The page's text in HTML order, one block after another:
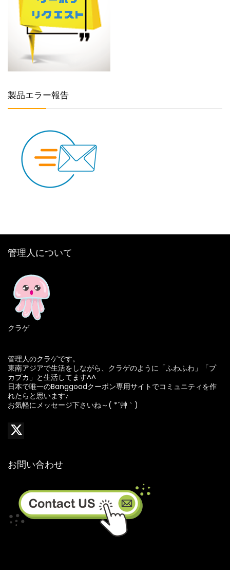
製品エラー報告
管理人について
クラゲ
管理人のクラゲです。
東南アジアで生活をしながら、クラゲのように「ふわふわ」「プ
カプカ」と生活してます^^
日本で唯一のBanggoodクーポン専用サイトでコミュニティを作
れたらと思います♪
お気軽にメッセージ下さいね～( *´艸｀)
お問い合わせ